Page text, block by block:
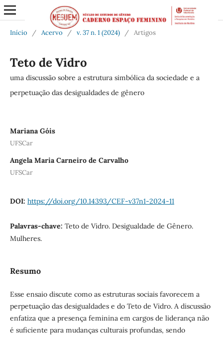
Início / Acervo / v. 37 n. 1 (2024) / Artigos
Teto de Vidro
uma discussão sobre a estrutura simbólica da sociedade e a
perpetuação das desigualdades de gênero
Mariana Góis
UFSCar
Angela Maria Carneiro de Carvalho
UFSCar
DOI: https://doi.org/10.14393/CEF-v37n1-2024-11
Palavras-chave: Teto de Vidro. Desigualdade de Gênero.
Mulheres.
Resumo
Esse ensaio discute como as estruturas sociais favorecem a
perpetuação das desigualdades e do Teto de Vidro. A discussão
enfatiza que a presença feminina em cargos de liderança não
é suficiente para mudanças culturais profundas, sendo